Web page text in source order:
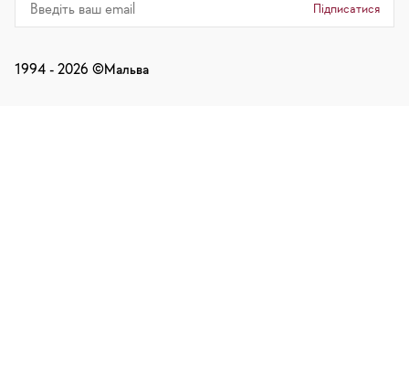
Підписатися
1994 - 2026 ©Мальва